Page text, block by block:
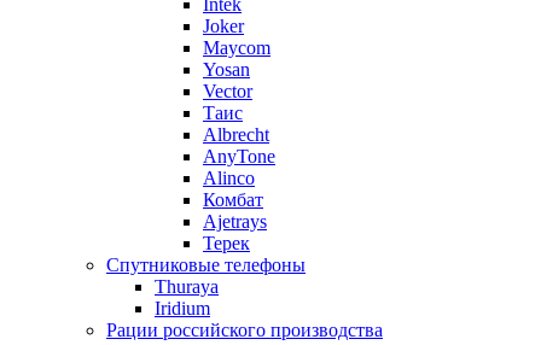
Intek
Joker
Maycom
Yosan
Vector
Таис
Albrecht
AnyTone
Alinco
Комбат
Ajetrays
Терек
Спутниковые телефоны
Thuraya
Iridium
Рации российского производства